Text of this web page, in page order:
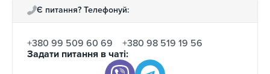
Є питання? Телефонуй:
+380 99 509 60 69
+380 98 519 19 56
Задати питання в чаті: